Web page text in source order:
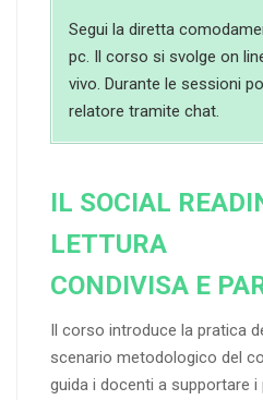
Segui la diretta
pc. Il corso si svolge on
vivo. Durante le sessioni
relatore tramite chat.
IL SOCIAL
LETTURA
CONDIVISA E
Il corso introduce la pratica
scenario metodologico del
guida i docenti a supportare